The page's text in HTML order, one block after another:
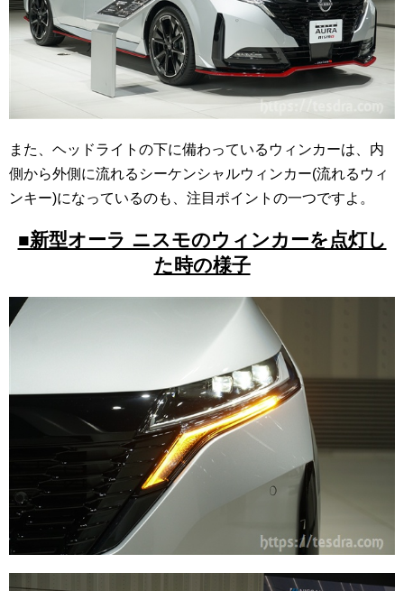
また、ヘッドライトの下に備わっているウィンカーは、内
側から外側に流れるシーケンシャルウィンカー(流れるウィ
ンキー)になっているのも、注目ポイントの一つですよ。
■新型オーラ ニスモのウィンカーを点灯し
た時の様子